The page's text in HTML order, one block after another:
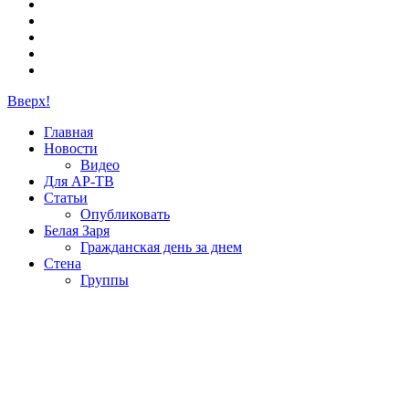
Вверх!
Главная
Новости
Видео
Для АР-ТВ
Статьи
Опубликовать
Белая Заря
Гражданская день за днем
Стена
Группы